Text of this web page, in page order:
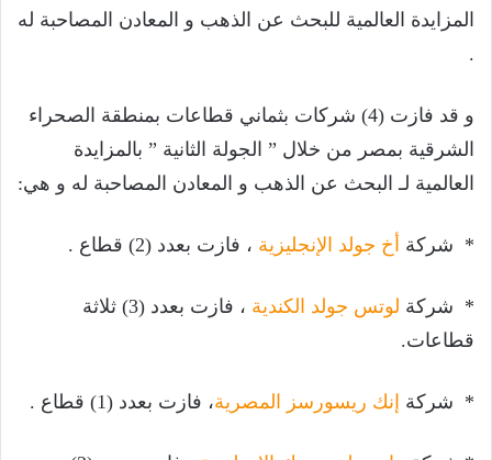
المزايدة العالمية للبحث عن الذهب و المعادن المصاحبة له
.
و قد فازت (4) شركات بثماني قطاعات بمنطقة الصحراء
الشرقية بمصر من خلال ” الجولة الثانية ” بالمزايدة
العالمية لـ البحث عن الذهب و المعادن المصاحبة له و هي:
* شركة أخ جولد الإنجليزية ، فازت بعدد (2) قطاع .
* شركة لوتس جولد الكندية
، فازت بعدد (3) ثلاثة
قطاعات.
* شركة إنك ريسورسز المصرية، فازت بعدد (1) قطاع .